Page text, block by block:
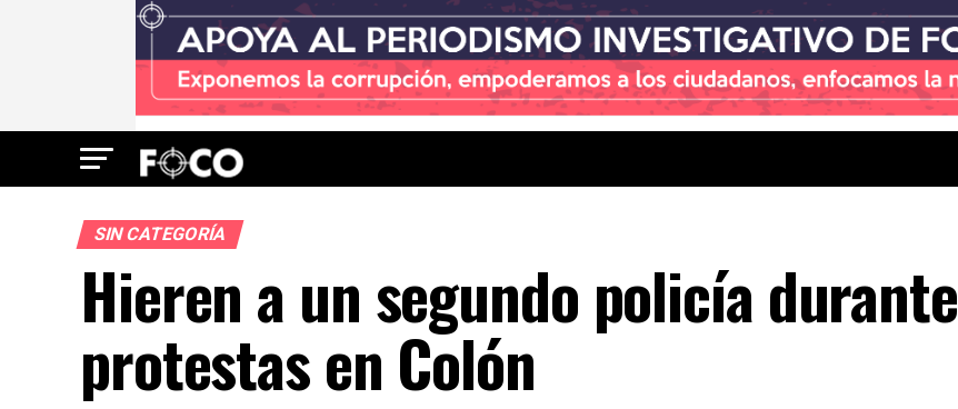
SIN CATEGORÍA
Hieren a un segundo policía durante
protestas en Colón